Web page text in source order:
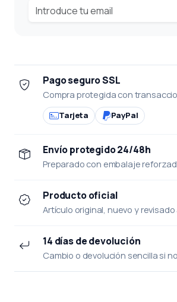
Pago seguro SSL
Compra protegida con
Tarjeta PayPal
Envío protegido 24/48h
Preparado con embalaje
Producto oficial
Artículo original, nuevo y revisado
14 días de devolución
Cambio o devolución sencilla si